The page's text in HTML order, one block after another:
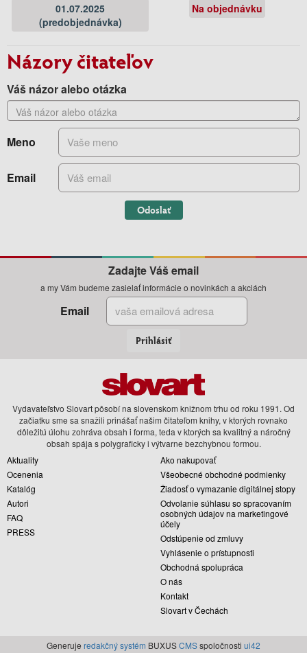
01.07.2025
(predobjednávka)
Na objednávku
Názory čitateľov
Váš názor alebo otázka
Meno
Email
Odoslať
Zadajte Váš email
a my Vám budeme zasielať informácie o novinkách a akciách
Email
Prihlásiť
Vydavateľstvo Slovart pôsobí na slovenskom knižnom trhu od roku 1991. Od
začiatku sme sa snažili prinášať našim čitateľom knihy, v ktorých rovnako
dôležitú úlohu zohráva obsah i forma, teda v ktorých sa kvalitný a náročný
obsah spája s polygraficky i výtvarne bezchybnou formou.
Aktuality
Ocenenia
Katalóg
Autori
FAQ
PRESS
Ako nakupovať
Všeobecné obchodné podmienky
Žiadosť o vymazanie digitálnej stopy
Odvolanie súhlasu so spracovaním
osobných údajov na marketingové
účely
Odstúpenie od zmluvy
Vyhlásenie o prístupnosti
Obchodná spolupráca
O nás
Kontakt
Slovart v Čechách
Generuje redakčný systém BUXUSCMSspoločnosti ui42